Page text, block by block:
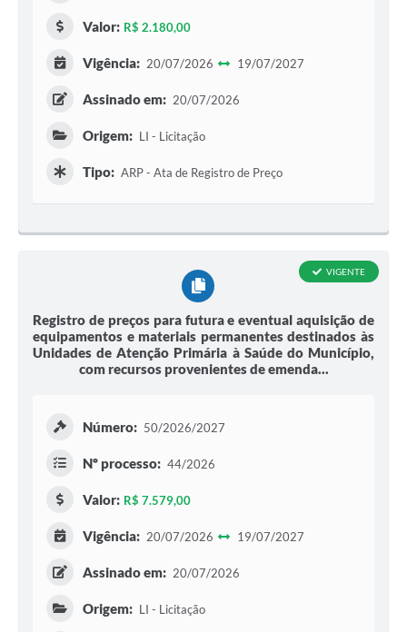
Valor: R$ 2.180,00
Vigência: 20/07/2026 19/07/2027
Assinado em: 20/07/2026
Origem: LI - Licitação
Tipo: ARP - Ata de Registro de Preço
Registro de preços para futura e eventual aquisição de
equipamentos e materiais permanentes destinados às
Unidades de Atenção Primária à Saúde do Município,
com recursos provenientes de emenda...
VIGENTE
Número: 50/2026/2027
Nº processo: 44/2026
Valor: R$ 7.579,00
Vigência: 20/07/2026 19/07/2027
Assinado em: 20/07/2026
Origem: LI - Licitação